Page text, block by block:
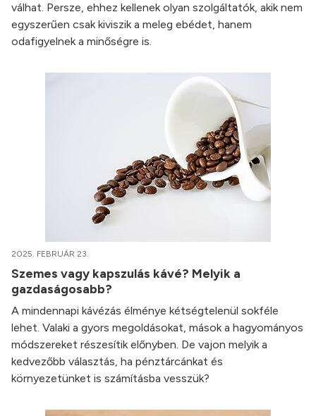
válhat. Persze, ehhez kellenek olyan szolgáltatók, akik nem
egyszerűen csak kiviszik a meleg ebédet, hanem
odafigyelnek a minőségre is.
2025. FEBRUÁR 23.
Szemes vagy kapszulás kávé? Melyik a
gazdaságosabb?
A mindennapi kávézás élménye kétségtelenül sokféle
lehet. Valaki a gyors megoldásokat, mások a hagyományos
módszereket részesítik előnyben. De vajon melyik a
kedvezőbb választás, ha pénztárcánkat és
környezetünket is számításba vesszük?